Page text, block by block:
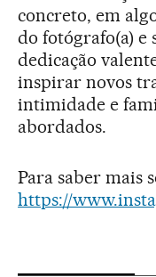
concreto, em
do fotógrafo(a) e
dedicação
inspirar novos
intimidade e
abordados.
Para saber mais
https://